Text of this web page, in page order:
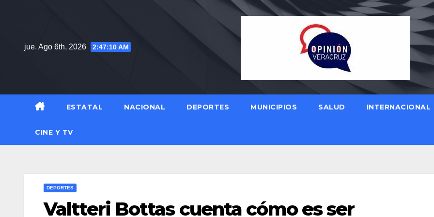
jue. Ago 6th, 2026
2:47:11 AM
ESTATAL NACIONAL DEPORTES MUNICIPIOS SALUD INTERNACIONAL
CINE Y TV
DEPORTES
Valtteri Bottas cuenta cómo es ser